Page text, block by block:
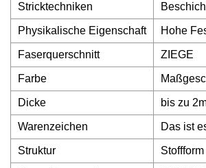
Stricktechniken
Physikalische Eigenschaft Hohe
Faserquerschnitt ZIEGE
Farbe
Dicke bis zu
Warenzeichen Das ist
Struktur Stoffform